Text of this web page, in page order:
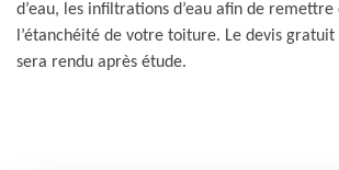
d’eau, les infiltrations d’eau afin de remettre
l’étanchéité de votre toiture. Le devis
sera rendu après étude.